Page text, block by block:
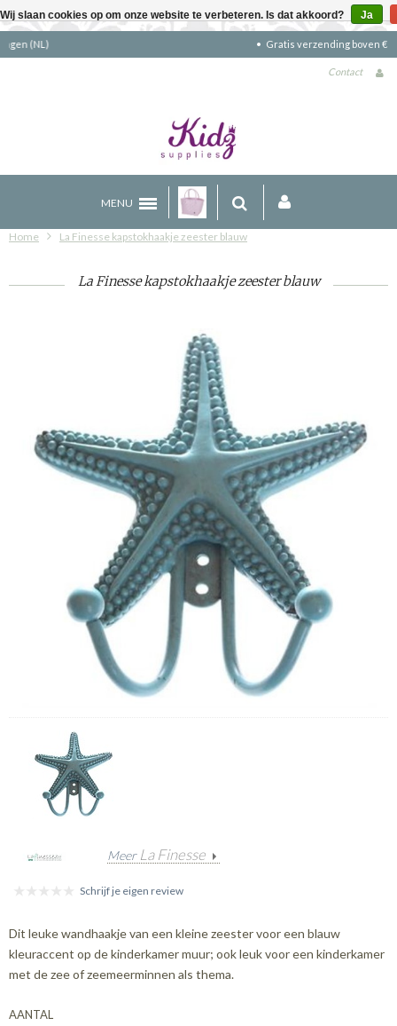
Gratis verzending boven €90 (NL)
Contact
MENU
Home La Finesse kapstokhaakje zeester blauw
La Finesse kapstokhaakje zeester blauw
Meer La Finesse
Schrijf je eigen review
Dit leuke wandhaakje van een kleine zeester voor een blauw
kleuraccent op de kinderkamer muur; ook leuk voor een kinderkamer
met de zee of zeemeerminnen als thema.
AANTAL
Wij slaan cookies op om onze website te verbeteren. Is dat akkoord? Ja